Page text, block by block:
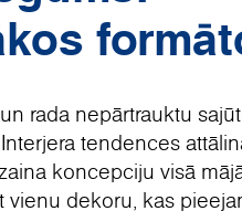
rada nepārtrauktu
tendences
koncepciju visā
vienu dekoru, kas